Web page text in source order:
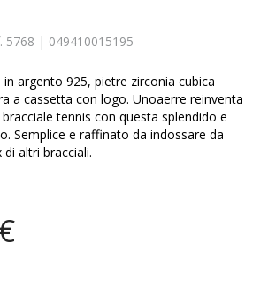
5768 | 049410015195
in argento 925, pietre zirconia cubica
a cassetta con logo. Unoaerre reinventa
tennis con questa splendido e
Semplice e raffinato da indossare da
altri bracciali.